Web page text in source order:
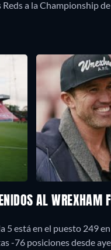
a la Championship
AL WREXHAM
está en el puesto 249
-76 posiciones desde